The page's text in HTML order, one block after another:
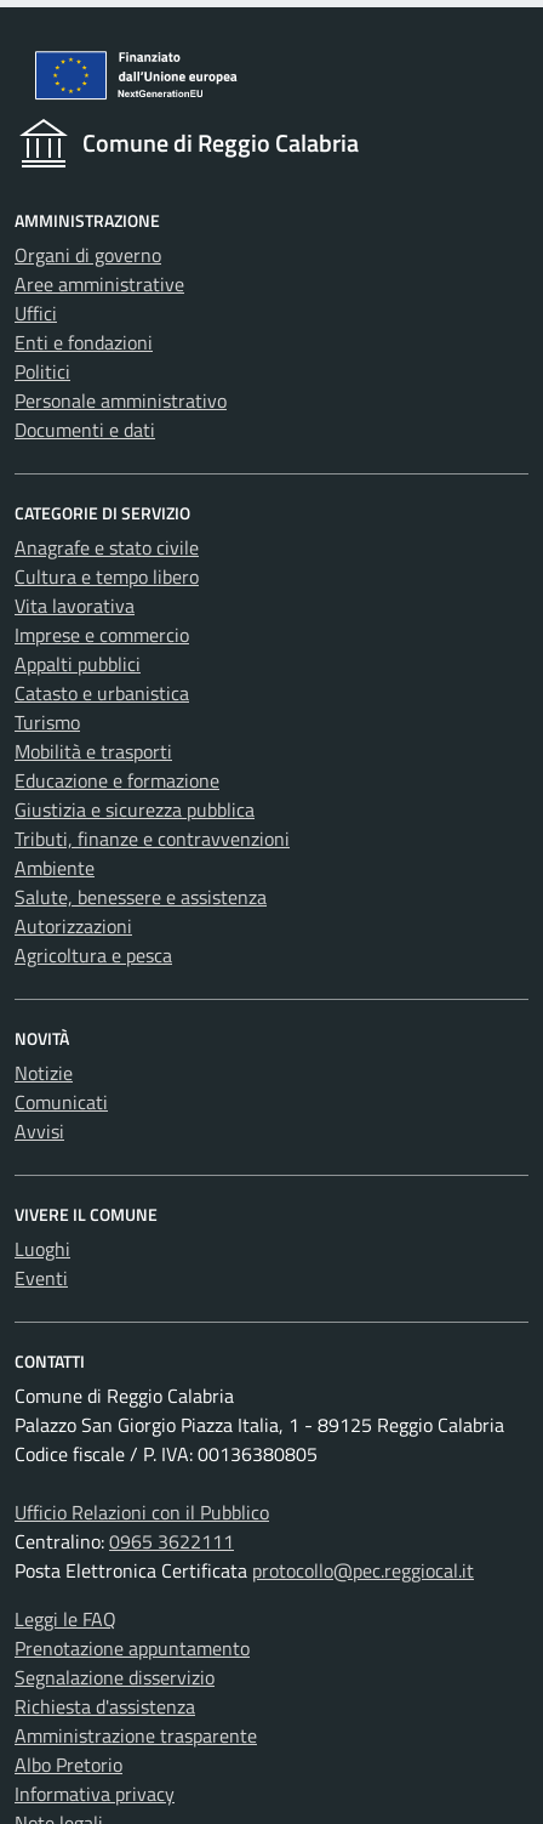
Comune di Reggio Calabria
AMMINISTRAZIONE
Organi di governo
Aree amministrative
Uffici
Enti e fondazioni
Politici
Personale amministrativo
Documenti e dati
CATEGORIE DI SERVIZIO
Anagrafe e stato civile
Cultura e tempo libero
Vita lavorativa
Imprese e commercio
Appalti pubblici
Catasto e urbanistica
Turismo
Mobilità e trasporti
Educazione e formazione
Giustizia e sicurezza pubblica
Tributi, finanze e contravvenzioni
Ambiente
Salute, benessere e assistenza
Autorizzazioni
Agricoltura e pesca
NOVITÀ
Notizie
Comunicati
Avvisi
VIVERE IL COMUNE
Luoghi
Eventi
CONTATTI
Comune di Reggio Calabria
Palazzo San Giorgio Piazza Italia, 1 - 89125 Reggio Calabria
Codice fiscale / P. IVA: 00136380805
Ufficio Relazioni con il Pubblico
Centralino:0965 3622111
Posta Elettronica Certificata protocollo@pec.reggiocal.it
Leggi le FAQ
Prenotazione appuntamento
Segnalazione disservizio
Richiesta d'assistenza
Amministrazione trasparente
Albo Pretorio
Informativa privacy